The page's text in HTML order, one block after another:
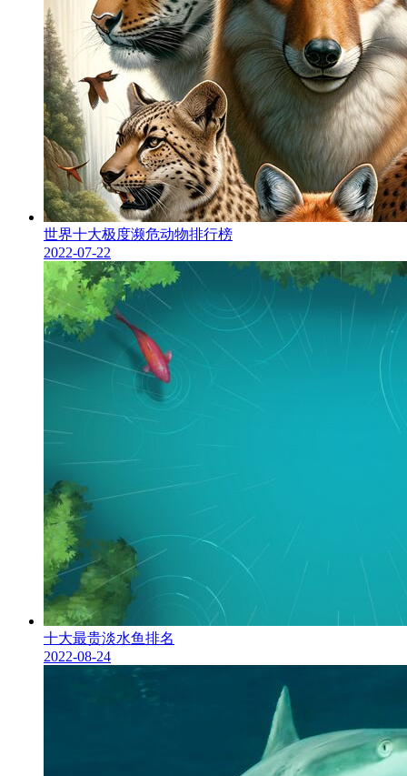
世界十大极度濒危动物排行榜
2022-07-22
十大最贵淡水鱼排名
2022-08-24